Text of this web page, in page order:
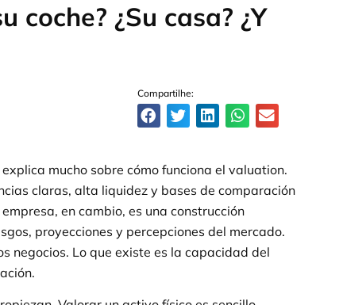
coche? ¿Su casa? ¿Y
Compartilhe:
mucho sobre cómo funciona el valuation.
claras, alta liquidez y bases de comparación
en cambio, es una construcción
proyecciones y percepciones del mercado.
negocios. Lo que existe es la capacidad del